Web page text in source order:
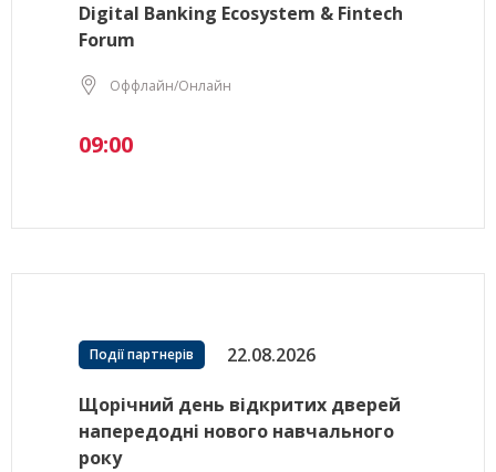
Digital Banking Ecosystem & Fintech
Forum
Оффлайн/Онлайн
09:00
Події партнерів 22.08.2026
Щорічний день відкритих дверей
напередодні нового навчального
року